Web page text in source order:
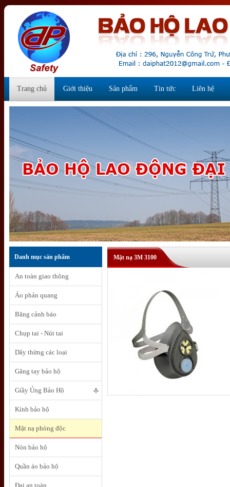
Trang chủ Giới thiệu Sản phẩm Tin tức Liên hệ
Danh mục sản phẩm
An toàn giao thông
Áo phản quang
Băng cảnh báo
Chụp tai - Nút tai
Dây thừng các loại
Găng tay bảo hộ
Giầy Ủng Bảo Hộ
Kính bảo hộ
Mặt nạ phòng độc
Nón bảo hộ
Quần áo bảo hộ
Đai an toàn
Mặt nạ 3M 3100